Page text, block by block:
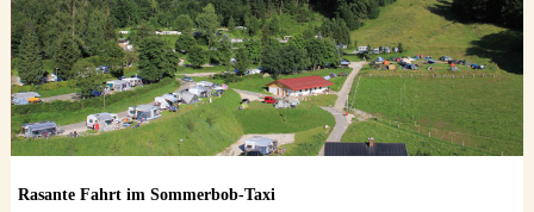
Rasante Fahrt im Sommerbob-Taxi